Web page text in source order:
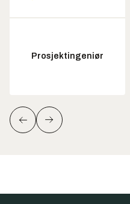
Prosjektingeniør